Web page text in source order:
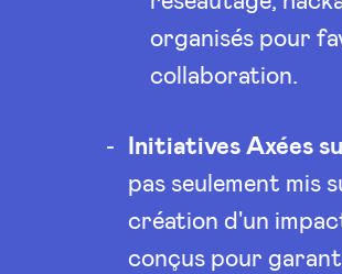
organisés pour
collaboration.
Initiatives Axées
pas seulement mis
création d'un
conçus pour